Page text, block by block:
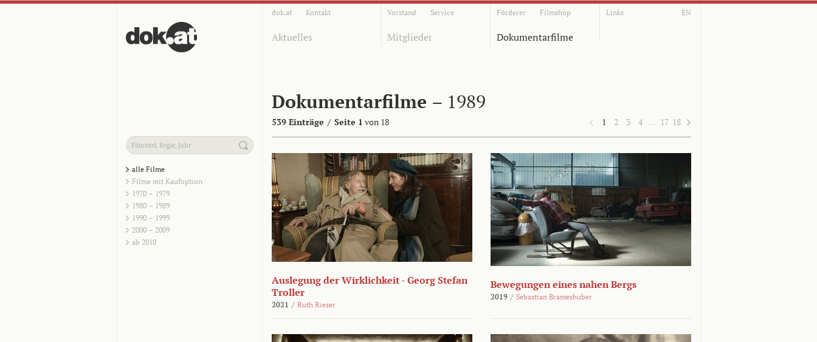
dok.at Kontakt Vorstand Service Förderer Filmshop Links EN
Aktuelles Mitglieder Dokumentarfilme
Dokumentarfilme – 1989
539 Einträge / Seite 1 von 18 1 2 3 4 … 17 18
alle Filme
Filme mit Kaufoption
1970 – 1979
1980 – 1989
1990 – 1999
2000 – 2009
ab 2010
Auslegung der Wirklichkeit - Georg Stefan
Troller
2021 / Ruth Rieser
Bewegungen eines nahen Bergs
2019 / Sebastian Brameshuber